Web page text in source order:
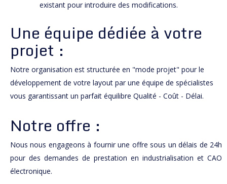
existant pour introduire des modifications.
Une équipe dédiée à votre
projet :
Notre organisation est structurée en "mode projet" pour le
développement de votre layout par une équipe de spécialistes
vous garantissant un parfait équilibre Qualité - Coût - Délai.
Notre offre :
Nous nous engageons à fournir une offre sous un délais de 24h
pour des demandes de prestation en industrialisation et CAO
électronique.